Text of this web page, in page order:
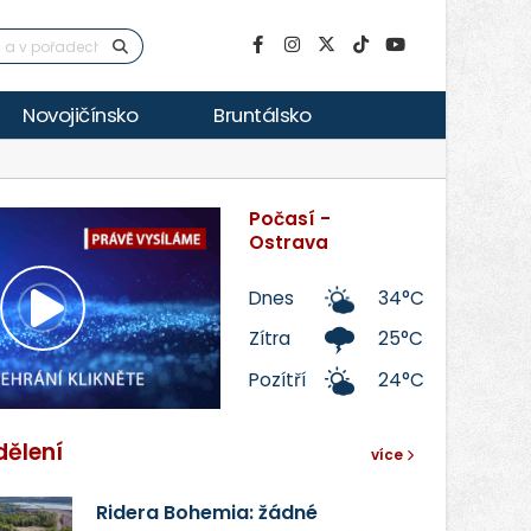
Novojičínsko Bruntálsko
Přehrát
video
Počasí -
Ostrava
Dnes
34°C
Zítra
25°C
Pozítří
24°C
více
Ridera Bohemia: žádné